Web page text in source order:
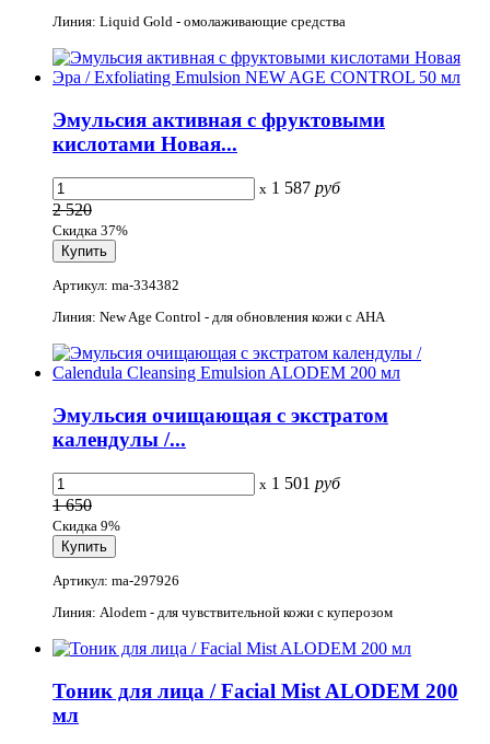
Линия: Liquid Gold - омолаживающие средства
Эмульсия активная с фруктовыми
кислотами Новая...
x 1 587 руб
2 520
Скидка 37%
Артикул: ma-334382
Линия: New Age Control - для обновления кожи с АНА
Эмульсия очищающая с экстратом
календулы /...
x 1 501 руб
1 650
Скидка 9%
Артикул: ma-297926
Линия: Alodem - для чувствительной кожи с куперозом
Тоник для лица / Facial Mist ALODEM 200
мл